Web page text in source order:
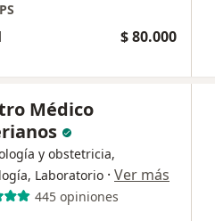
$ 80.000
Médico
y obstetricia,
Laboratorio · Ver más
445 opiniones